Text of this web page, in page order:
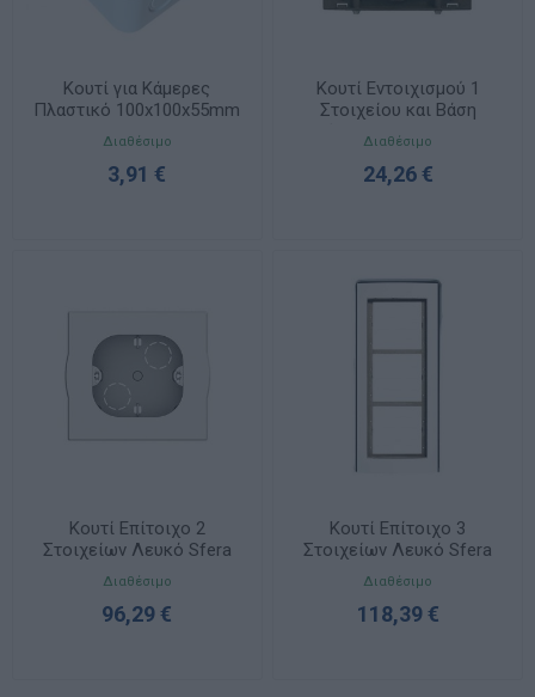
Κουτί για Κάμερες
Πλαστικό 100x100x55mm
IP54
Διαθέσιμο
3,91 €
Κουτί Εντοιχισμού 1
Στοιχείου και Βάση
Στήριξης Sfera 331110
Διαθέσιμο
24,26 €
Κουτί Επίτοιχο 2
Στοιχείων Λευκό Sfera
331322
Διαθέσιμο
96,29 €
Κουτί Επίτοιχο 3
Στοιχείων Λευκό Sfera
331332
Διαθέσιμο
118,39 €